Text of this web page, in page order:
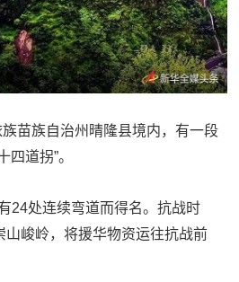
国
苗族自治州晴隆县境内，有一段
道拐”。
24处连续弯道而得名。抗战时
山峻岭，将援华物资运往抗战前